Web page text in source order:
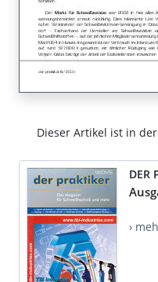
Dieser Artikel ist in
DER
›